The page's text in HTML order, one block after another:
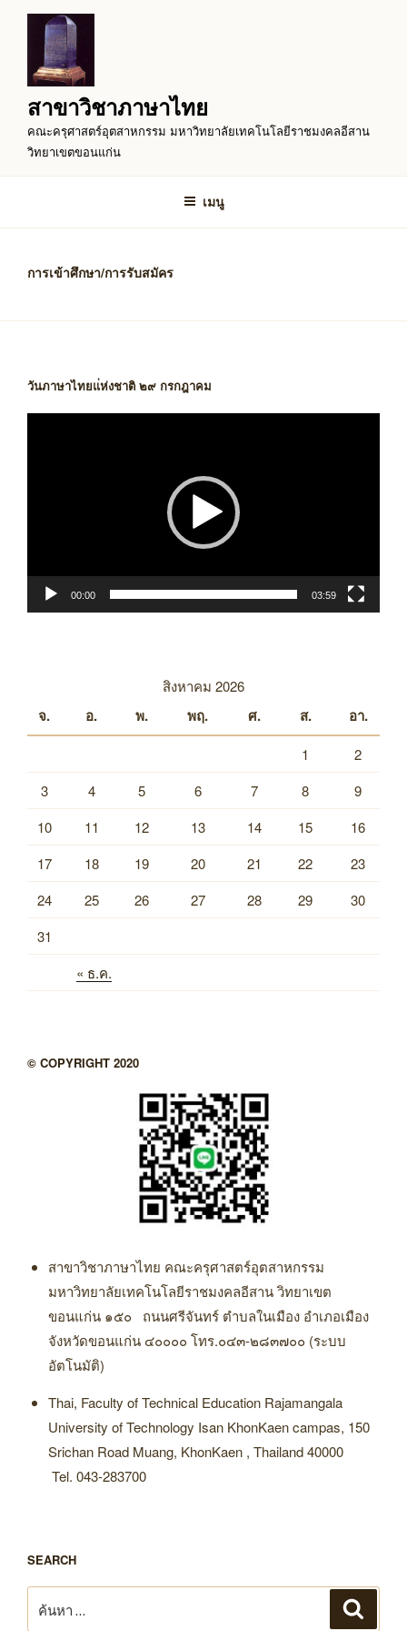
บทความ
สาขาวิชาภาษาไทย
คณะครุศาสตร์อุตสาหกรรม มหาวิทยาลัยเทคโนโลยีราชมงคลอีสาน
วิทยาเขตขอนแก่น
เมนู
การเข้าศึกษา/การรับสมัคร
วันภาษาไทยแ่ห่งชาติ ๒๙ กรกฎาคม
00:00 03:59
สิงหาคม 2026
จ. อ. พ. พฤ. ศ. ส. อา.
« ธ.ค.
1
2
3
4 5 6 7 8
9
10
11 12 13 14 15
16
17
18 19 20 21 22
23
24
25 26 27 28 29
30
31
© COPYRIGHT 2020
สาขาวิชาภาษาไทย คณะครุศาสตร์อุตสาหกรรม
มหาวิทยาลัยเทคโนโลยีราชมงคลอีสาน วิทยาเขต
ขอนแก่น ๑๕๐ ถนนศรีจันทร์ ตำบลในเมือง อำเภอเมือง
จังหวัดขอนแก่น ๔๐๐๐๐ โทร.๐๔๓-๒๘๓๗๐๐ (ระบบ
อัตโนมัติ)
Thai, Faculty of Technical Education Rajamangala
University of Technology Isan KhonKaen campas, 150
Srichan Road Muang, KhonKaen , Thailand 40000
Tel. 043-283700
SEARCH